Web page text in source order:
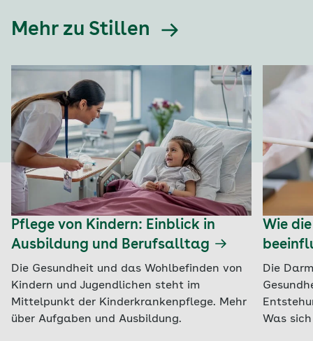
Mehr zu Stillen
Pflege von Kindern: Einblick in
Ausbildung und Berufsalltag
Die Gesundheit und das Wohlbefinden von
Kindern und Jugendlichen steht im
Mittelpunkt der Kinderkrankenpflege. Mehr
über Aufgaben und Ausbildung.
Wie
Die
Was